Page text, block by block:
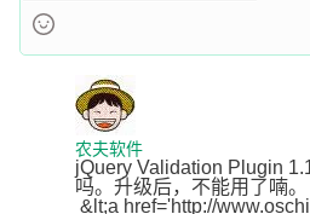
农夫软件
jQuery Validation Plugin
吗。升级后，不能用了喃。